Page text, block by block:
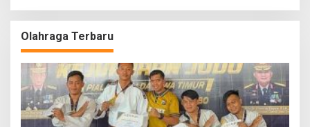
Olahraga Terbaru